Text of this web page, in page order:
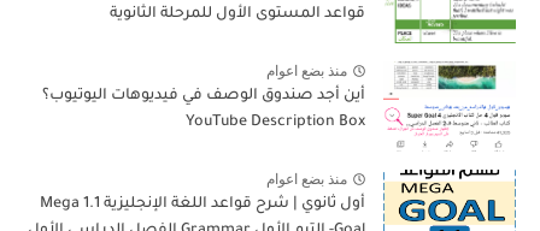
قواعد المستوى الأول للمرحلة الثانوية
منذ بضع اعوام
أين أجد صندوق الوصف في فيديوهات اليوتيوب؟
YouTube Description Box
منذ بضع اعوام
أول ثانوي | شرح قواعد اللغة الإنجليزية 1.1 Mega